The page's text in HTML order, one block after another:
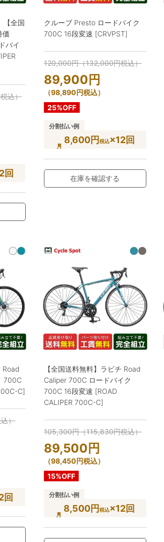
【全国
価
バイ
税込）
回
クルーブ Presto ロードバイク
700C 16段変速 [CRVPST]
120,000円（132,000円税込）
89,900 円
（98,890円税込）
25%OFF
分割払い例
8,600円税込×12回
在庫を確認する
Road
700C
C]
）
回
【全国送料無料】ラビチ Road
Caliper 700C ロードバイク
700C 16段変速 [ROAD
CALIPER 700C-C]
105,300円（115,830円税込）
89,500 円
（98,450円税込）
15%OFF
分割払い例
8,500円税込×12回